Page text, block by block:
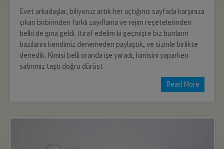
Evet arkadaşlar, biliyoruz artık her açtığınız sayfada karşınıza
çıkan birbirinden farklı zayıflama ve rejim reçetelerinden
belki de gına geldi. İtiraf edelim ki geçmişte biz bunların
bazılarını kendimiz denemeden paylaştık, ve sizinle birlikte
denedik. Kimisi belli oranda işe yaradı, kimisini yaparken
sabrımız taştı doğru dürüst
Read More